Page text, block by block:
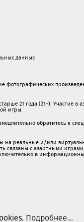
данных
фотографических
21 года (21+). Участие в
игры.
обратитесь к
реальные и/или
связаны c азартными
в
Подробнее...